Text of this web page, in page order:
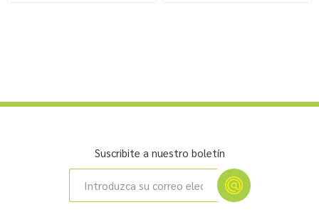
Suscribite a nuestro boletín